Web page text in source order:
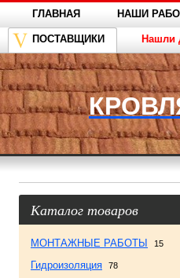
ГЛАВНАЯ НАШИ
ПОСТАВЩИКИ Нашли
Каталог товаров
МОНТАЖНЫЕ РАБОТЫ 15
Гидроизоляция 78